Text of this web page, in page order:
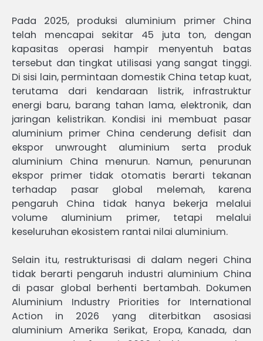
Pada 2025, produksi aluminium primer China
telah mencapai sekitar 45 juta ton, dengan
kapasitas operasi hampir menyentuh batas
tersebut dan tingkat utilisasi yang sangat tinggi.
Di sisi lain, permintaan domestik China tetap kuat,
terutama dari kendaraan listrik, infrastruktur
energi baru, barang tahan lama, elektronik, dan
jaringan kelistrikan. Kondisi ini membuat pasar
aluminium primer China cenderung defisit dan
ekspor unwrought aluminium serta produk
aluminium China menurun. Namun, penurunan
ekspor primer tidak otomatis berarti tekanan
terhadap pasar global melemah, karena
pengaruh China tidak hanya bekerja melalui
volume aluminium primer, tetapi melalui
keseluruhan ekosistem rantai nilai aluminium.
Selain itu, restrukturisasi di dalam negeri China
tidak berarti pengaruh industri aluminium China
di pasar global berhenti bertambah. Dokumen
Aluminium Industry Priorities for International
Action in 2026 yang diterbitkan asosiasi
aluminium Amerika Serikat, Eropa, Kanada, dan